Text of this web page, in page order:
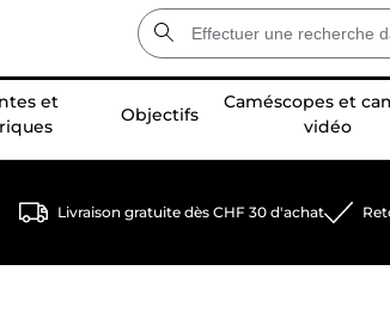
et
Objectifs
Caméscopes et
vidéo
Livraison gratuite dès CHF 30 d'achat